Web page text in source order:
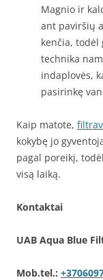
Magnio ir
ant paviršių
kenčia,
technika
indaplovės,
pasirinkę
Kaip matote,
kokybę jo
pagal poreikį,
visą laiką.
Kontaktai
UAB Aqua Blue
Mob.tel.: